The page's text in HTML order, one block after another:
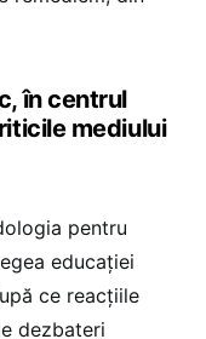
în centrul
mediului
pentru
educației
ce reacțiile
dezbateri